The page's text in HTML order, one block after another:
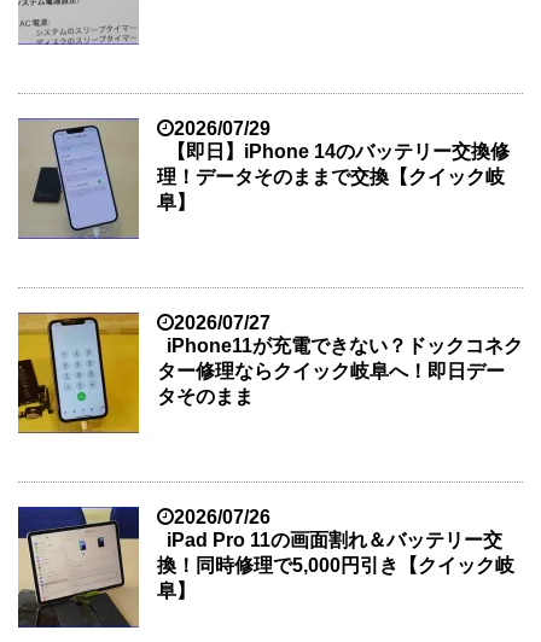
2026/07/29
【即日】iPhone 14のバッテリー交換修
理！データそのままで交換【クイック岐
阜】
2026/07/27
iPhone11が充電できない？ドックコネク
ター修理ならクイック岐阜へ！即日デー
タそのまま
2026/07/26
iPad Pro 11の画面割れ＆バッテリー交
換！同時修理で5,000円引き【クイック岐
阜】